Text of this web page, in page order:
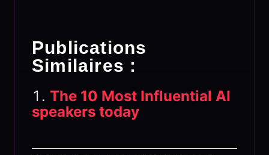
Publications
Similaires :
The 10 Most Influential AI
speakers today